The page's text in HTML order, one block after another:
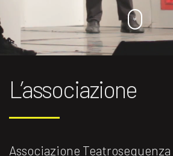
L’associazione
Associazione Teatrosequenza